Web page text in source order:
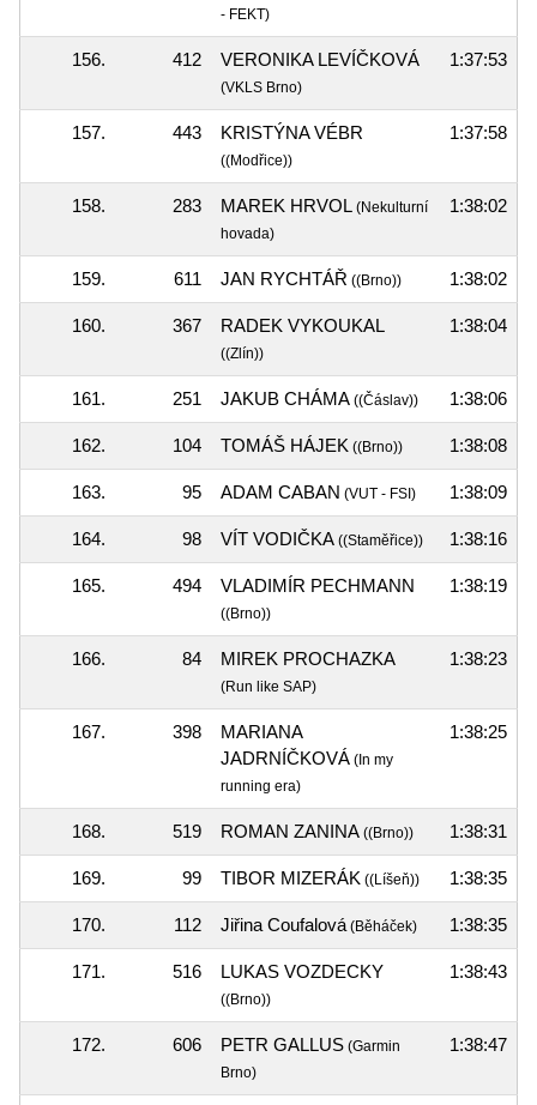
- FEKT)
156. 412 VERONIKA LEVÍČKOVÁ
(VKLS Brno)
1:37:53
157. 443 KRISTÝNA VÉBR
((Modřice))
1:37:58
158. 283 MAREK HRVOL (Nekulturní
hovada)
1:38:02
159. 611 JAN RYCHTÁŘ ((Brno)) 1:38:02
160. 367 RADEK VYKOUKAL
((Zlín))
1:38:04
161. 251 JAKUB CHÁMA ((Čáslav)) 1:38:06
162. 104 TOMÁŠ HÁJEK ((Brno)) 1:38:08
163. 95 ADAM CABAN (VUT - FSI) 1:38:09
164. 98 VÍT VODIČKA ((Staměřice)) 1:38:16
165. 494 VLADIMÍR PECHMANN
((Brno))
1:38:19
166. 84 MIREK PROCHAZKA
(Run like SAP)
1:38:23
167. 398
MARIANA
JADRNÍČKOVÁ (In my
running era)
1:38:25
168. 519 ROMAN ZANINA ((Brno)) 1:38:31
169. 99 TIBOR MIZERÁK ((Líšeň)) 1:38:35
170. 112 Jiřina Coufalová(Běháček) 1:38:35
171. 516 LUKAS VOZDECKY
((Brno))
1:38:43
172. 606 PETR GALLUS (Garmin
Brno)
1:38:47